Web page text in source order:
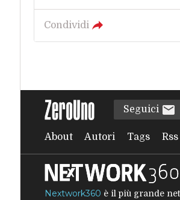
Condividi
Seguici
About Autori Tags Rss
Nextwork360 è il più grande